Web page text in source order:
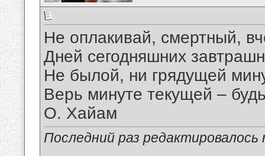
Не оплакивай, смертный,
Дней сегодняшних
Не былой, ни грядущей
Верь минуте текущей –
О. Хайам
Последний раз